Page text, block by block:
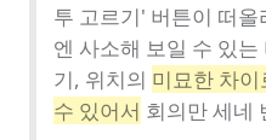
투 고르기' 버튼이 떠
엔 사소해 보일 수 있
기, 위치의 미묘한 차
수 있어서 회의만 세네